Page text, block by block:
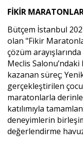
FİKİR
Bütçem İstanbul
olan "Fikir
çözüm
Meclis
kazanan süreç;
gerçekleştirilen
maratonlarla
katılımıyla
deneyimlerin
değerlendirme